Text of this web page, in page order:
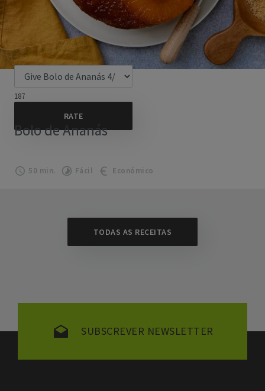
187
Bolo de Ananás
50 min. Fácil Económico
TODAS AS RECEITAS
SUBSCREVER NEWSLETTER